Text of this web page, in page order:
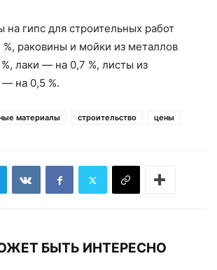
гипс для строительных работ
%, раковины и мойки из металлов
лаки — на 0,7 %, листы из
на 0,5 %.
материалы строительство цены
БЫТЬ ИНТЕРЕСНО